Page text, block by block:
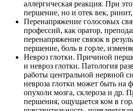
аллергическая реакция. При
першение, но и отек век,
Перенапряжение голосовых
профессий, как оратор,
перенапряжение связок в
першение, боль в горле,
Невроз глотки. Причиной
и невроз глотки. Патология
работы центральной нервной
невроза глотки может быть на
опухоли мозга, склероза и др.
першения, ощущается ком в